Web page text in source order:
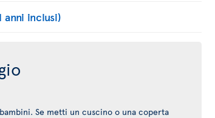
inclusi)
Se metti un cuscino o una coperta